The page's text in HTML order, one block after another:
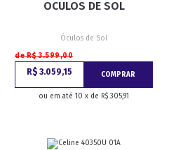
OCULOS DE SOL
Óculos de Sol
de R$ 3.599,00
R$ 3.059,15 COMPRAR
ou em até 10 x de R$ 305,91